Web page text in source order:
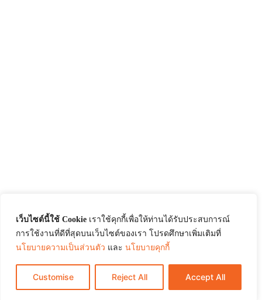
เว็บไซต์นี้ใช้ Cookie เราใช้คุกกี้เพื่อให้ท่านได้รับประสบการณ์
การใช้งานที่ดีที่สุดบนเว็บไซต์ของเรา โปรดศึกษาเพิ่มเติมที่
นโยบายความเป็นส่วนตัว และ นโยบายคุกกี้
Customise Reject All Accept All